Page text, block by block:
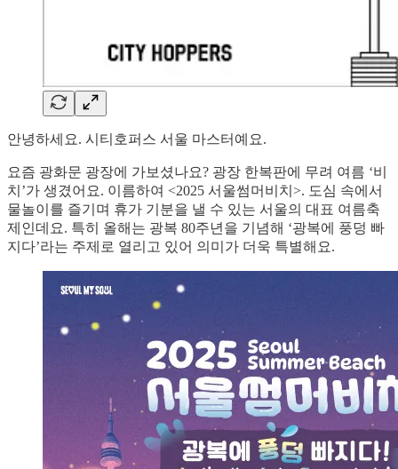
안녕하세요. 시티호퍼스 서울 마스터예요.
요즘 광화문 광장에 가보셨나요? 광장 한복판에 무려 여름 ‘비
치’가 생겼어요. 이름하여 <2025 서울썸머비치>. 도심 속에서
물놀이를 즐기며 휴가 기분을 낼 수 있는 서울의 대표 여름축
제인데요. 특히 올해는 광복 80주년을 기념해 ‘광복에 풍덩 빠
지다’라는 주제로 열리고 있어 의미가 더욱 특별해요.